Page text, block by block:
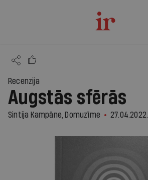
Recenzija
Augstās sfērās
Sintija Kampāne, Domuzīme 27.04.2022.